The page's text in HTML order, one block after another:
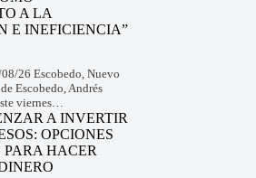
A LA
E INEFICIENCIA”
26 Escobedo, Nuevo
Escobedo, Andrés
viernes…
A INVERTIR
OPCIONES
PARA HACER